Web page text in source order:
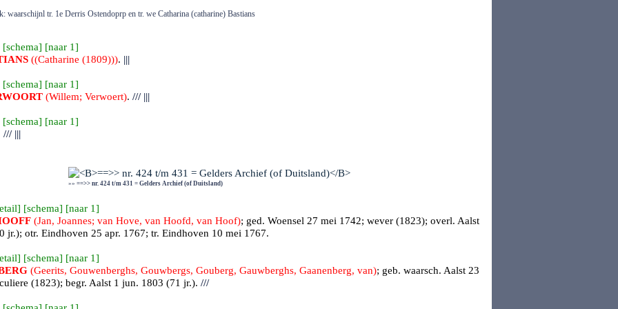
waarschijnl tr. 1e Derris Ostendoprp en tr. we Catharina (catharine) Bastians
[schema] [naar 1]
((Catharine (1809))). |||
[schema] [naar 1]
(Willem; Verwoert). ///|||
[schema] [naar 1]
///|||
»» ==>> nr. 424 t/m 431 = Gelders Archief (of Duitsland)
] [schema] [naar 1]
(Jan, Joannes; van Hove, van Hoofd, van Hoof); ged. Woensel 27 mei 1742; wever (1823); overl. Aalst
jr.); otr. Eindhoven 25 apr. 1767; tr. Eindhoven 10 mei 1767.
] [schema] [naar 1]
(Geerits, Gouwenberghs, Gouwbergs, Gouberg, Gauwberghs, Gaanenberg, van); geb. waarsch. Aalst 23
(1823); begr. Aalst 1 jun. 1803 (71 jr.). ///